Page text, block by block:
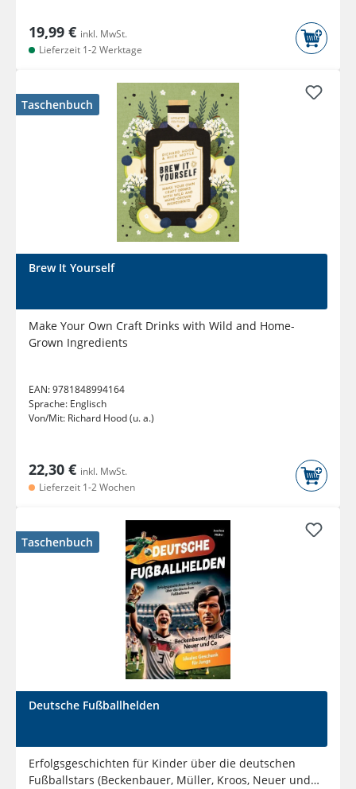
19,99 € inkl. MwSt.
Lieferzeit 1-2 Werktage
Taschenbuch
Brew It Yourself
Make Your Own Craft Drinks with Wild and Home-
Grown Ingredients
EAN:9781848994164
Sprache: Englisch
Von/Mit: Richard Hood (u. a.)
22,30 € inkl. MwSt.
Lieferzeit 1-2 Wochen
Taschenbuch
Deutsche Fußballhelden
Erfolgsgeschichten für Kinder über die deutschen
Fußballstars (Beckenbauer, Müller, Kroos, Neuer und